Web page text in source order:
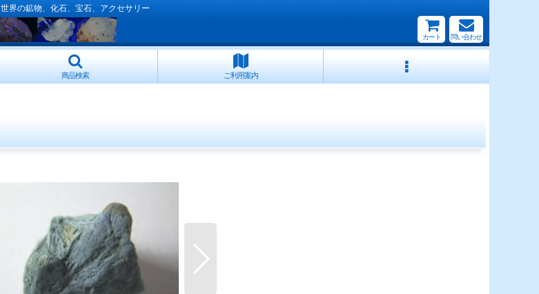
世界の鉱物、化石、宝石、アクセサリー
カート 問い合わせ
商品検索 ご利用案内